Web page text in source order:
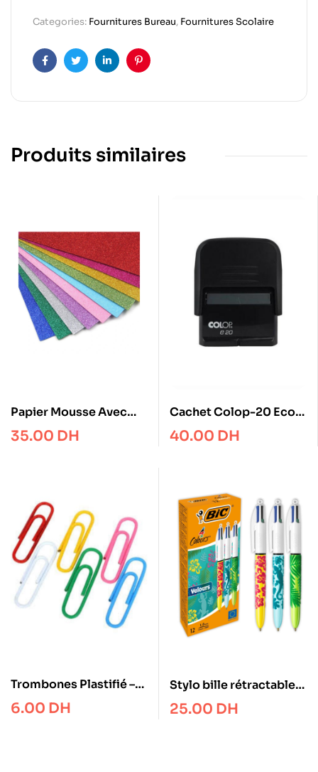
Categories: Fournitures Bureau, Fournitures Scolaire
FacebookTwitterLinkedinPinterest
Produits similaires
Papier Mousse Avec
Paillettes A4
35.00 DH
Cachet Colop-20 Eco
14*38mm
40.00 DH
Trombones Plastifié –
33 mm – Boite de 100 –
Boston
6.00 DH
Stylo bille rétractable
Bic 4 Couleurs Velours
25.00 DH